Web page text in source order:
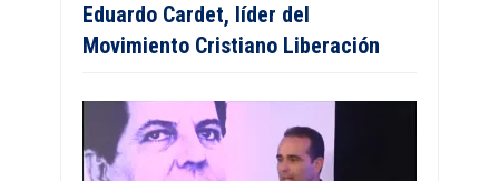
Eduardo Cardet, líder del
Movimiento Cristiano Liberación